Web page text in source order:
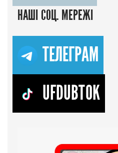
НАШІ СОЦ. МЕРЕЖІ
ТЕЛЕГРАМ
UFDUBTOK